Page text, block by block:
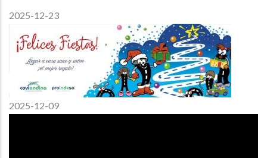
2025-12-23
2025-12-09